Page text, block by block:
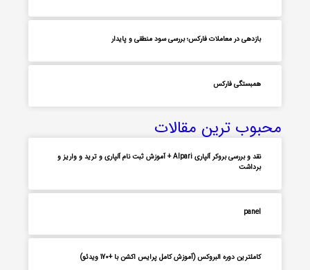
بازدهی در معاملات فارکس؛ بررسی سود منطقی و پایدار
همبستگی فارکس
محبوب ترین مقالات
نقد و بررسی بروکر آلپاری Alpari + آموزش ثبت نام آلپاری و ترید و واریز و
برداشت
panel
کاملترین دوره البروکس (آموزش کامل پرایس اکشن با +170 ویدئو)